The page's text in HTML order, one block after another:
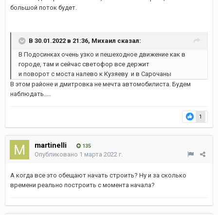
большой поток будет.
В 30.01.2022 в 21:36, Михаил сказал:
В Подосинках очень узко и пешеходное движение как в
городе, там и сейчас светофор все держит
и поворот с моста налево к Кузяеву и в Сарочаны
В этом районе и дмитровка не мечта автомобилиста. Будем
наблюдать.....
1
martinelli 135
Опубликовано 1 марта 2022 г.
А когда все это обещают начать строить? Ну и за сколько
времени реально построить с момента начала?